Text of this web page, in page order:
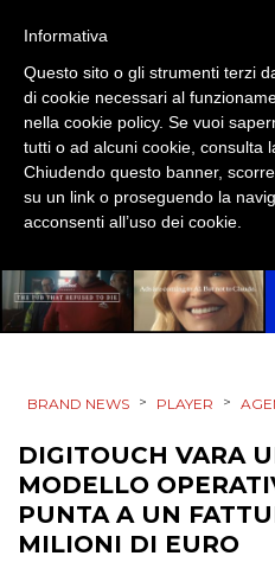
BRAND NEWS > PLAYER >
DIGITOUCH VARA
MODELLO
PUNTA A UN
MILIONI DI EURO
Informativa
Questo sito o gli strumenti terzi
di cookie necessari al
nella cookie policy. Se vuoi
tutti o ad alcuni cookie, consulta
Chiudendo questo banner,
su un link o proseguendo la
acconsenti all’uso dei cookie.